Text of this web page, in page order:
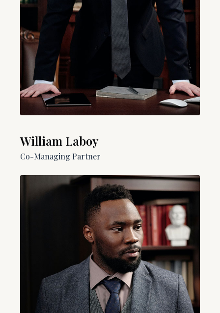
William Laboy​
Co-Managing Partner